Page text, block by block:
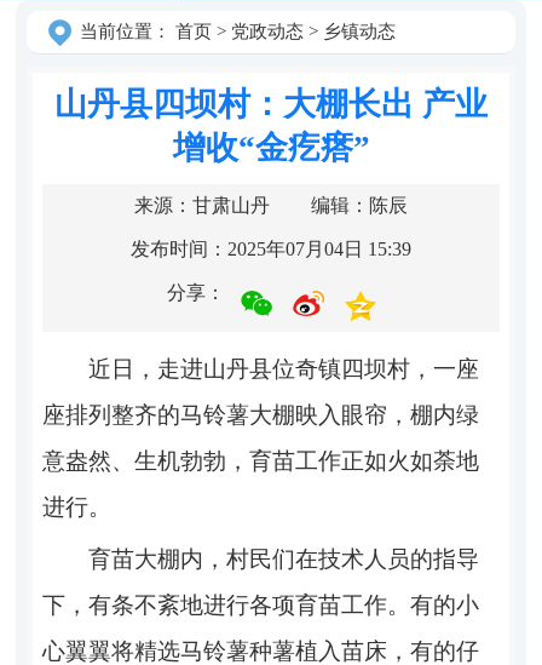
当前位置： 首页> 党政动态> 乡镇动态
山丹县四坝村：大棚长出 产业
增收“金疙瘩”
来源：甘肃山丹 编辑：陈辰
发布时间：2025年07月04日 15:39
分享：
近日，走进山丹县位奇镇四坝村，一座
座排列整齐的马铃薯大棚映入眼帘，棚内绿
意盎然、生机勃勃，育苗工作正如火如荼地
进行。
育苗大棚内，村民们在技术人员的指导
下，有条不紊地进行各项育苗工作。有的小
心翼翼将精选马铃薯种薯植入苗床，有的仔